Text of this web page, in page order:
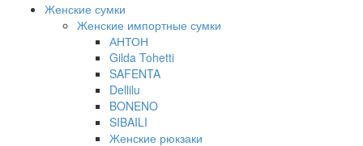
Женские сумки
Женские импортные сумки
АНТОН
Gilda Tohetti
SAFENTA
Dellilu
BONENO
SIBAILI
Женские рюкзаки